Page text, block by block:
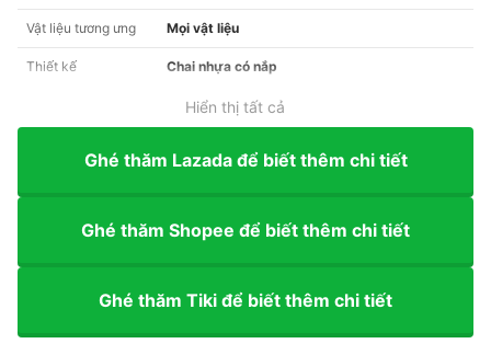
Vật liệu tương ưng Mọi vật liệu
Thiết kế Chai nhựa có nắp
Hiển thị tất cả
Ghé thăm Lazada để biết thêm chi tiết
Ghé thăm Shopee để biết thêm chi tiết
Ghé thăm Tiki để biết thêm chi tiết